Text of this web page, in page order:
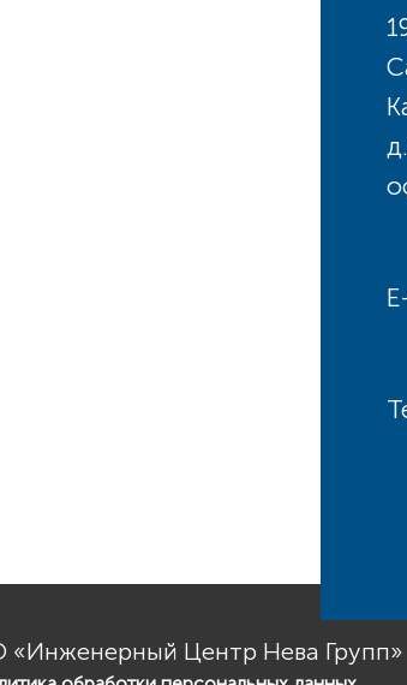
Центр Нева Групп»